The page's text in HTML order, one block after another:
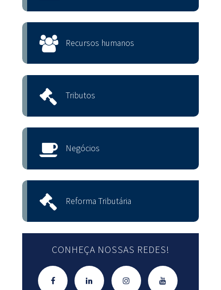
Recursos humanos
Tributos
Negócios
Reforma Tributária
CONHEÇA NOSSAS REDES!